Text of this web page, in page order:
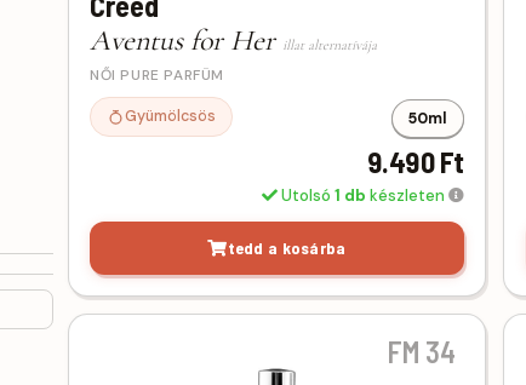
Aventus for Her illat alternatívája
NŐI PURE PARFÜM
Gyümölcsös 50ml
9.490 Ft
Utolsó 1 db készleten
tedd a kosárba
FM 34